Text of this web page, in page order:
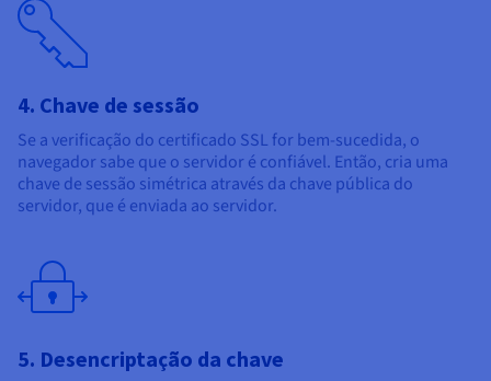
4. Chave de sessão
Se a verificação do certificado SSL for bem-sucedida, o
navegador sabe que o servidor é confiável. Então, cria uma
chave de sessão simétrica através da chave pública do
servidor, que é enviada ao servidor.
5. Desencriptação da chave